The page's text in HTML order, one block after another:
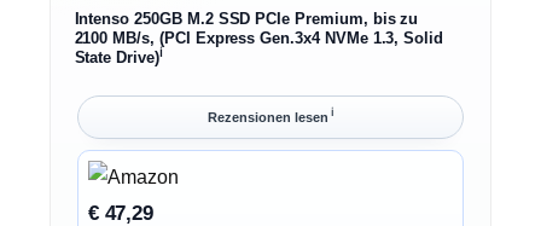
Intenso 250GB M.2 SSD PCIe Premium, bis zu
2100 MB/s, (PCI Express Gen.3x4 NVMe 1.3, Solid
State Drive)ℹ︎
Rezensionen lesen ℹ︎
€ 47,29